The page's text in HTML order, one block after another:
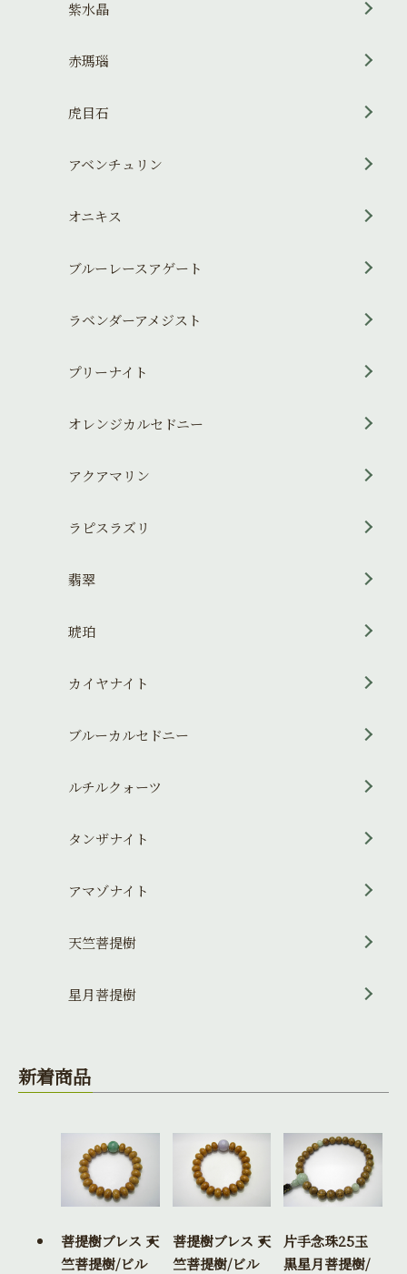
紫水晶
赤瑪瑙
虎目石
アベンチュリン
オニキス
ブルーレースアゲート
ラベンダーアメジスト
プリーナイト
オレンジカルセドニー
アクアマリン
ラピスラズリ
翡翠
琥珀
カイヤナイト
ブルーカルセドニー
ルチルクォーツ
タンザナイト
アマゾナイト
天竺菩提樹
星月菩提樹
新着商品
菩提樹ブレス 天
竺菩提樹/ビル
菩提樹ブレス 天
竺菩提樹/ビル
片手念珠25玉
黒星月菩提樹/